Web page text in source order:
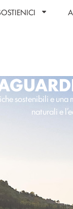
sostenibili e
naturali e